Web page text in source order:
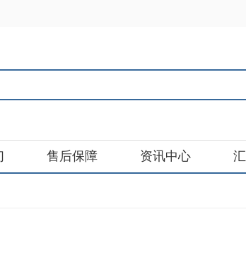
售后保障 资讯中心